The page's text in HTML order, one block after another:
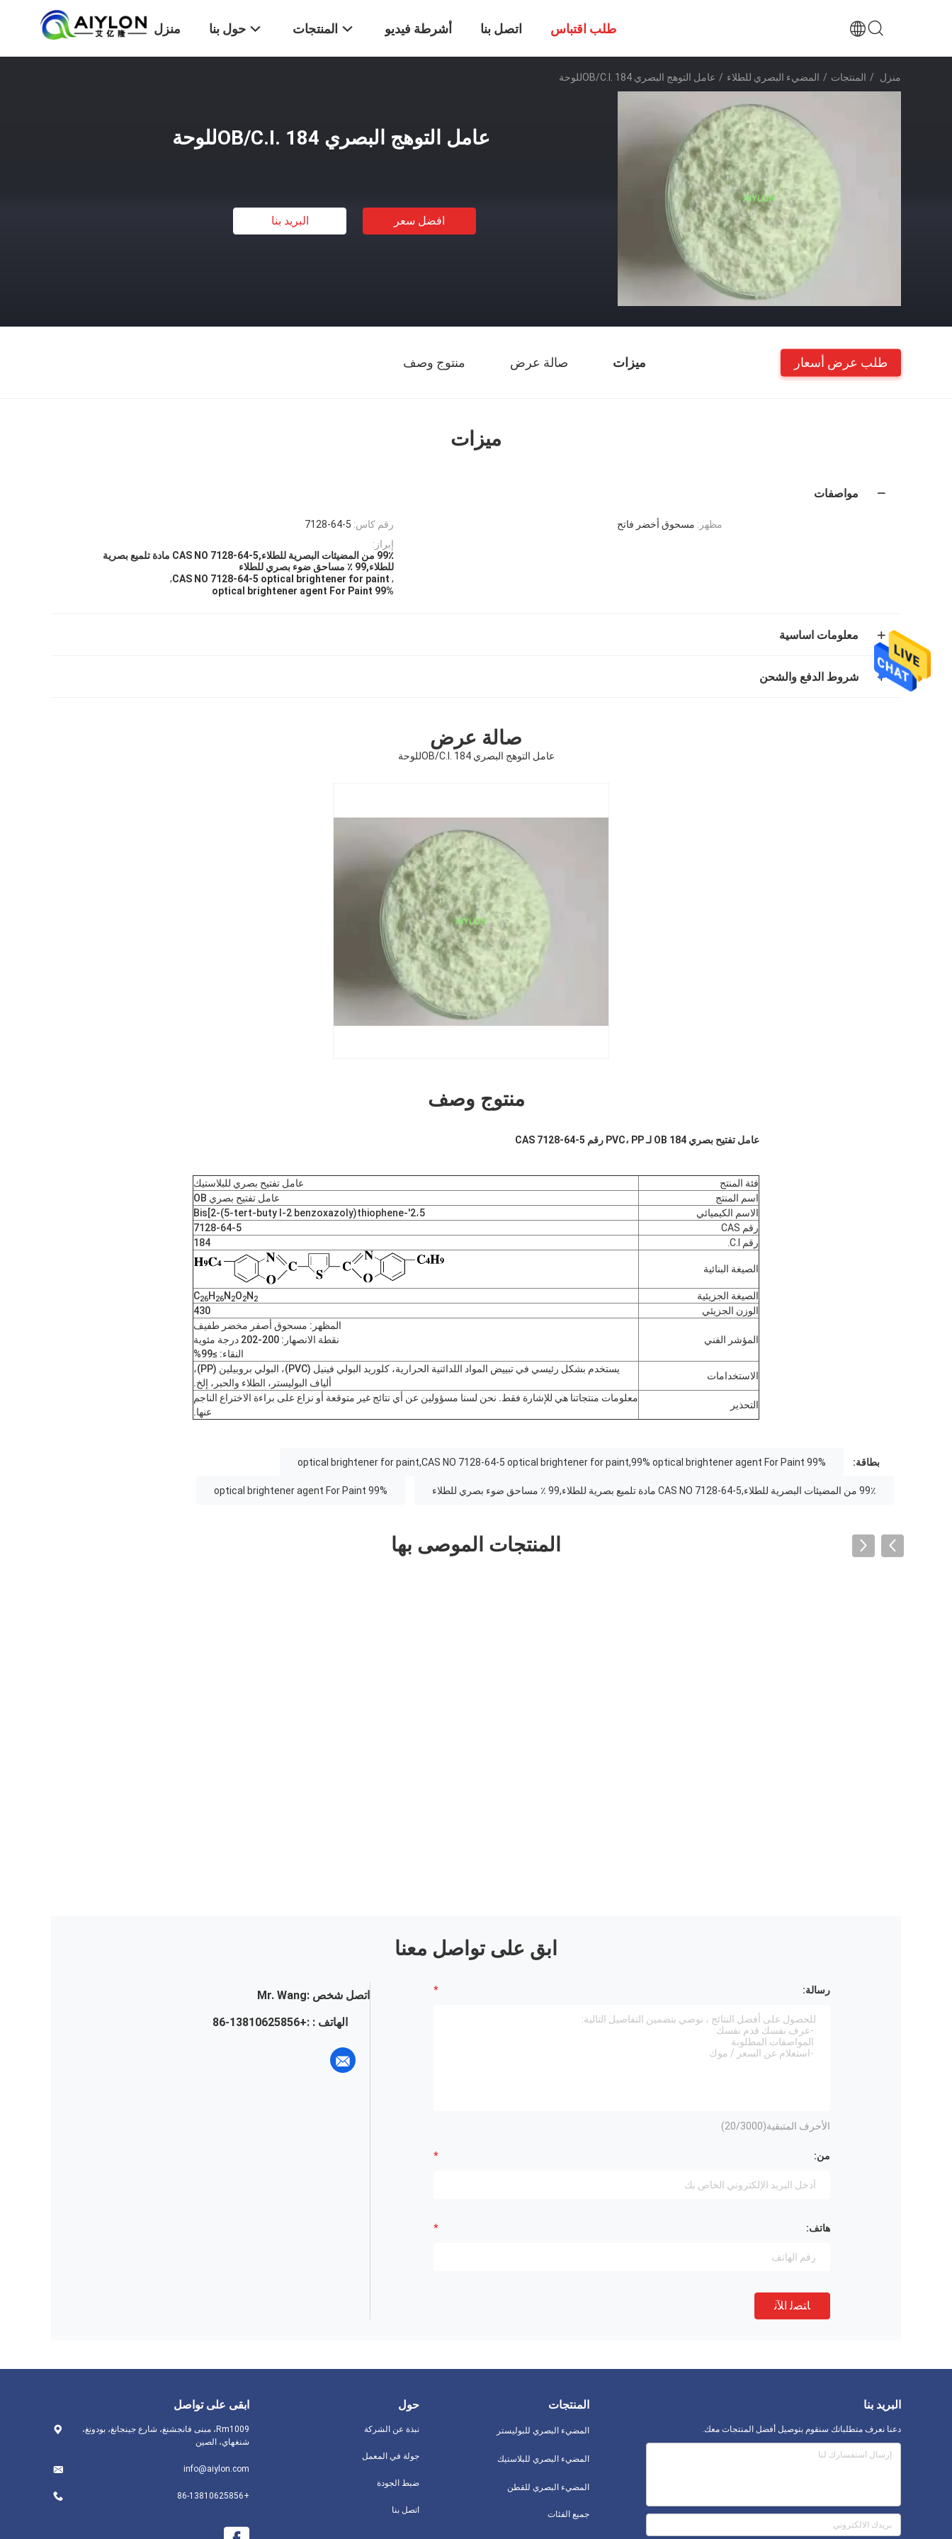
منزل حول بنا المنتجات أشرطة فيديو اتصل بنا طلب اقتباس
منزل / المنتجات / المضيء البصري للطلاء / عامل التوهج البصري OB/C.I. 184للوحة
عامل التوهج البصري OB/C.I. 184للوحة
افضل سعر البريد بنا
ميزات صالة عرض منتوج وصف طلب عرض أسعار
ميزات
مواصفات
رقم كاس: 7128-64-5 مظهر: مسحوق أخضر فاتح
إبراز:
99٪ من المضيئات البصرية للطلاء,CAS NO 7128-64-5 مادة تلميع بصرية
للطلاء,99 ٪ مساحق ضوء بصري للطلاء
,
CAS NO 7128-64-5 optical brightener for paint
,
99% optical brightener agent For Paint
معلومات اساسية
شروط الدفع والشحن
صالة عرض
عامل التوهج البصري OB/C.I. 184للوحة
منتوج وصف
عامل تفتيح بصري OB 184 لـ PVC، PP رقم CAS 7128-64-5
فئة المنتج
عامل تفتيح بصري للبلاستيك
اسم المنتج
عامل تفتيح بصري OB
الاسم الكيميائي
2،5'-Bis[2-(5-tert-buty l-2 benzoxazoly)thiophene
رقم CAS
7128-64-5
رقم C.I.
184
الصيغة البنائية
الصيغة الجزيئية C26H26N2O2N2
الوزن الجزيئي 430
المؤشر الفني
المظهر: مسحوق أصفر مخضر طفيف
نقطة الانصهار: 200-202 درجة مئوية
النقاء: ≥99%
الاستخدامات
يستخدم بشكل رئيسي في تبييض المواد اللدائنية الحرارية، كلوريد البولي فينيل (PVC)، البولي بروبيلين (PP)،
ألياف البوليستر، الطلاء والحبر، إلخ.
التحذير
معلومات منتجاتنا هي للإشارة فقط. نحن لسنا مسؤولين عن أي نتائج غير متوقعة أو نزاع على براءة الاختراع الناجم
عنها.
بطاقة: 99% optical brightener for paint,CAS NO 7128-64-5 optical brightener for paint,99% optical brightener agent For Paint
99٪ من المضيئات البصرية للطلاء,CAS NO 7128-64-5 مادة تلميع بصرية للطلاء,99 ٪ مساحق ضوء بصري للطلاء 99% optical brightener agent For Paint
المنتجات الموصى بها
ابق على تواصل معنا
اتصل شخص :Mr. Wang
الهاتف : :+86-13810625856
رسالة:
الأحرف المتبقية( 20/3000)
من:
هاتف:
ﺎﺘﺼﻟ ﺍﻶﻧ
ابقى على تواصل
Rm1009، مبنى فانجشنغ، شارع جينجانغ، بودونغ،
شنغهاي، الصين
info@aiylon.com
+86-13810625856
حول
نبذة عن الشركة
جولة في المعمل
ضبط الجودة
اتصل بنا
المنتجات
المضيء البصري للبوليستر
المضيء البصري للبلاستيك
المضيء البصري للقطن
جميع الفئات
البريد بنا
دعنا نعرف متطلباتك سنقوم بتوصيل أفضل المنتجات معك.